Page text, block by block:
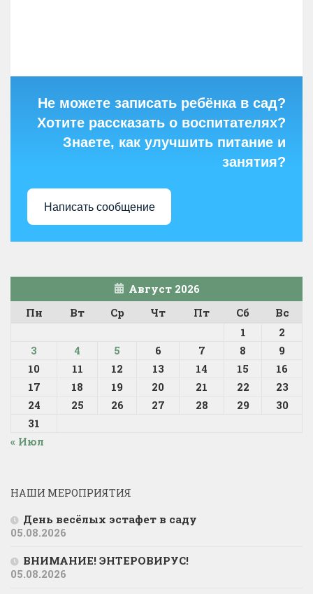
Не можете записать ребёнка в сад?
Хотите рассказать о воспитателях?
Знаете, как улучшить питание и
занятия?
Написать сообщение
Август 2026
Пн
Вт Ср Чт Пт Сб
Вс
1
2
3
4 5 6 7 8
9
10
11 12 13 14 15
16
17
18 19 20 21 22
23
24
25 26 27 28 29
30
31
« Июл
НАШИ МЕРОПРИЯТИЯ
День весёлых эстафет в саду
05.08.2026
ВНИМАНИЕ! ЭНТЕРОВИРУС!
05.08.2026